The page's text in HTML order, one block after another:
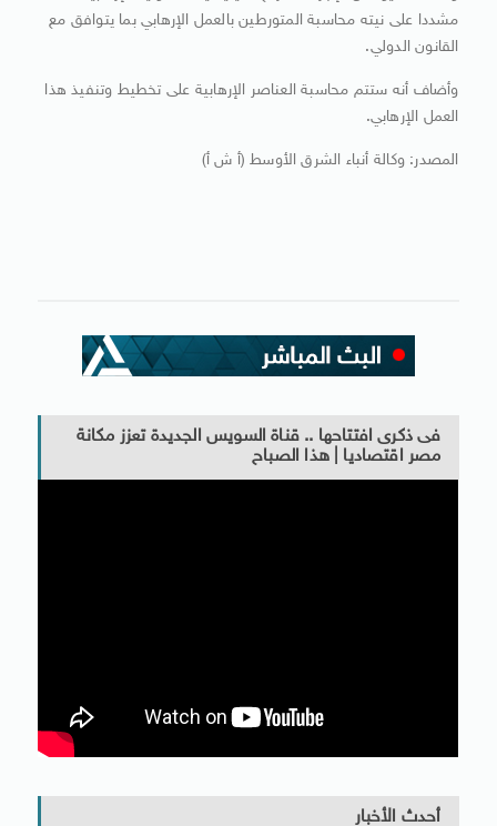
مشددا على نيته محاسبة المتورطين بالعمل الإرهابي بما يتوافق مع
القانون الدولي.
وأضاف أنه ستتم محاسبة العناصر الإرهابية على تخطيط وتنفيذ هذا
العمل الإرهابي.
المصدر: وكالة أنباء الشرق الأوسط (أ ش أ)
فى ذكرى افتتاحها .. قناة السويس الجديدة تعزز مكانة
مصر اقتصاديا | هذا الصباح
أحدث الأخبار